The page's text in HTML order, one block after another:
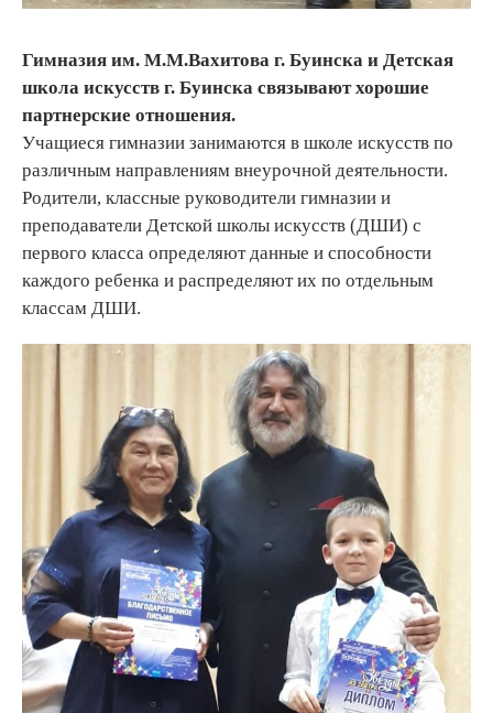
Гимназия им. М.М.Вахитова г. Буинска и Детская
школа искусств г. Буинска связывают хорошие
партнерские отношения.
Учащиеся гимназии занимаются в школе искусств по
различным направлениям внеурочной деятельности.
Родители, классные руководители гимназии и
преподаватели Детской школы искусств (ДШИ) с
первого класса определяют данные и способности
каждого ребенка и распределяют их по отдельным
классам ДШИ.